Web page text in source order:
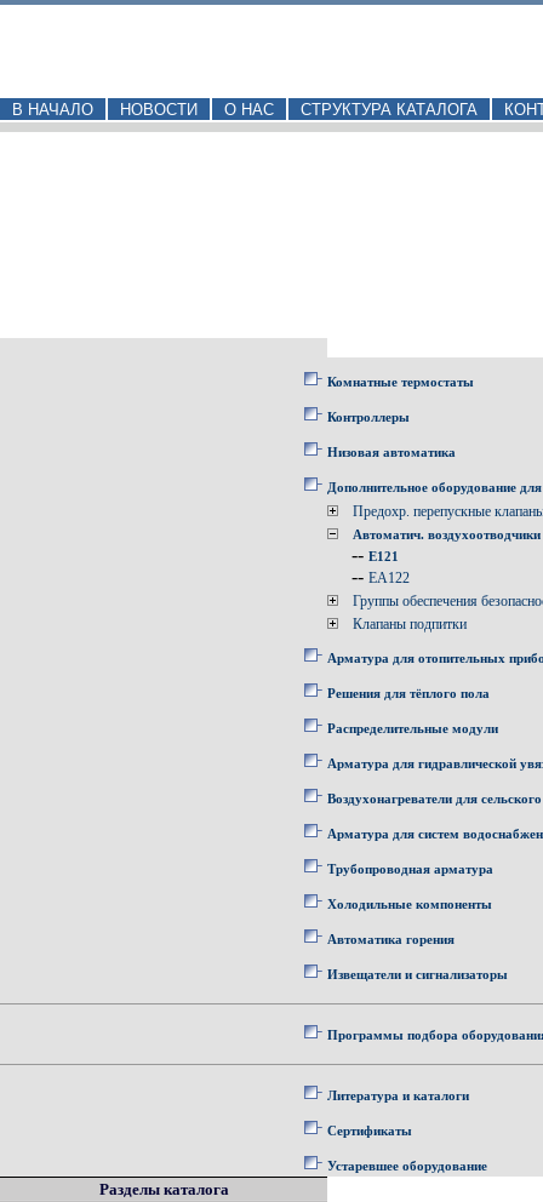
В НАЧАЛО НОВОСТИ О НАС СТРУКТУРА КАТАЛОГА
Комнатные термостаты
Контроллеры
Низовая автоматика
Дополнительное оборудование
Предохр. перепускные
Автоматич. воздухоотводчики
-- E121
-- EA122
Группы обеспечения
Клапаны подпитки
Арматура для отопительных
Решения для тёплого пола
Распределительные модули
Арматура для гидравлической
Воздухонагреватели для
Арматура для систем
Трубопроводная арматура
Холодильные компоненты
Автоматика горения
Извещатели и сигнализаторы
Программы подбора
Литература и каталоги
Сертификаты
Устаревшее оборудование
Разделы каталога